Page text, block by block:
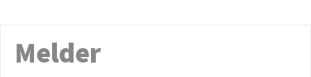
Melder